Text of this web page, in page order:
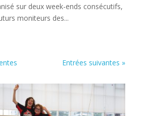
sur deux week-ends consécutifs,
moniteurs des...
Entrées suivantes »